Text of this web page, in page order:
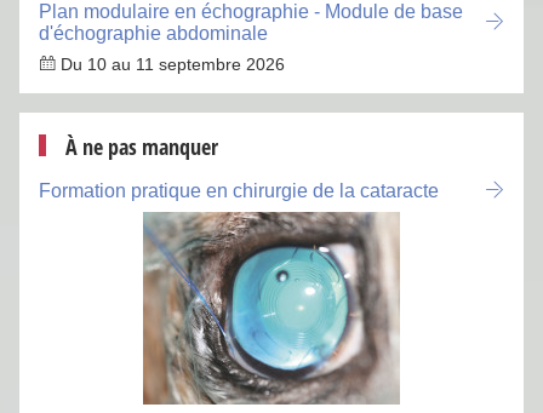
Plan modulaire en échographie - Module de base
d'échographie abdominale
Du 10 au 11 septembre 2026
À ne pas manquer
Formation pratique en chirurgie de la cataracte